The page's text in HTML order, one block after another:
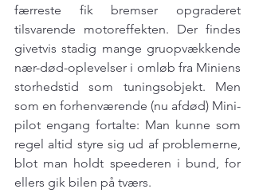
færreste fik bremser opgraderet
tilsvarende motoreffekten. Der findes
givetvis stadig mange gruopvækkende
nær-død-oplevelser i omløb fra Miniens
storhedstid som tuningsobjekt. Men
som en forhenværende (nu afdød) Mini-
pilot engang fortalte: Man kunne som
regel altid styre sig ud af problemerne,
blot man holdt speederen i bund, for
ellers gik bilen på tværs.